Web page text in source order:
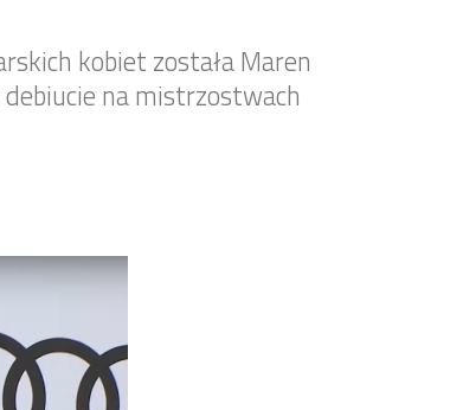
kobiet została Maren
na mistrzostwach